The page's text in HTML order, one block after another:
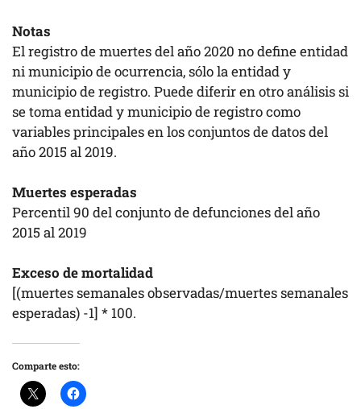
Notas
El registro de muertes del año 2020 no define entidad
ni municipio de ocurrencia, sólo la entidad y
municipio de registro. Puede diferir en otro análisis si
se toma entidad y municipio de registro como
variables principales en los conjuntos de datos del
año 2015 al 2019.
Muertes esperadas
Percentil 90 del conjunto de defunciones del año
2015 al 2019
Exceso de mortalidad
[(muertes semanales observadas/muertes semanales
esperadas) -1] * 100.
Comparte esto: